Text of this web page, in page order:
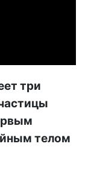
три
телом